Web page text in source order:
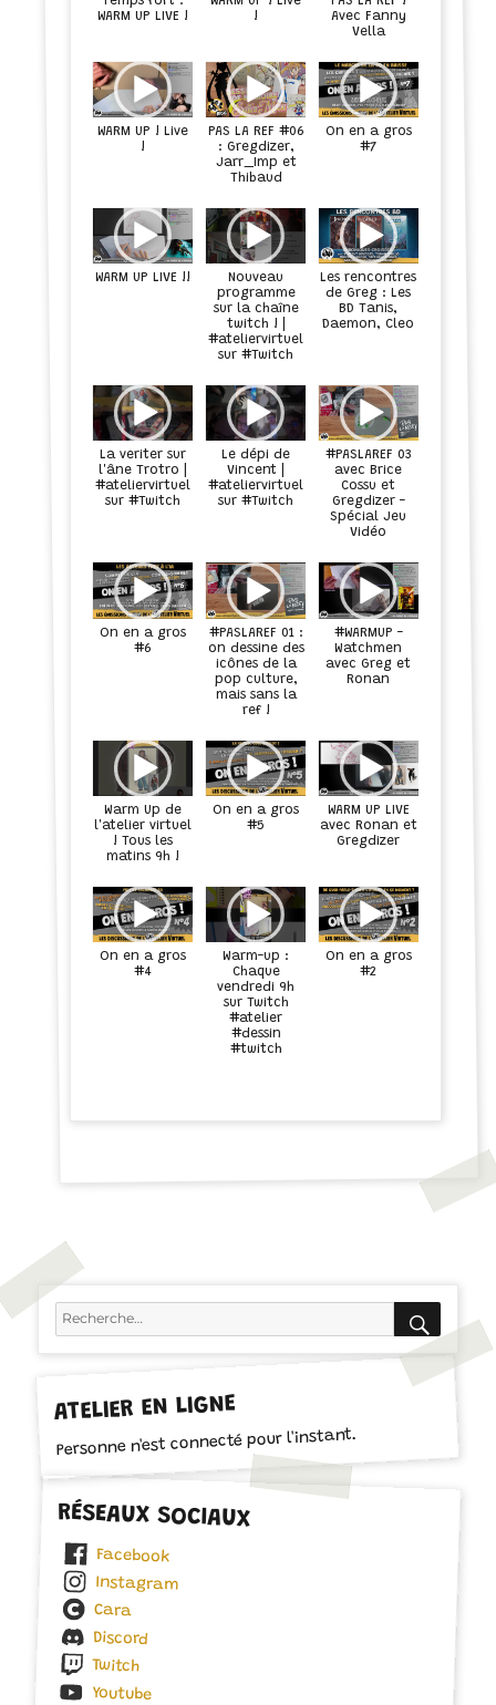
WARM UP LIVE !
!
Avec Fanny
Vella
WARM UP ! Live
!
PAS LA REF #06
: Gregdizer,
Jarr_Imp et
Thibaud
On en a gros
#7
WARM UP LIVE !!
Nouveau
programme
sur la chaîne
twitch ! |
#ateliervirtuel
sur #Twitch
Les rencontres
de Greg : Les
BD Tanis,
Daemon, Cleo
La veriter sur
l'âne Trotro |
#ateliervirtuel
sur #Twitch
Le dépi de
Vincent |
#ateliervirtuel
sur #Twitch
#PASLAREF 03
avec Brice
Cossu et
Gregdizer -
Spécial Jeu
Vidéo
On en a gros
#6
#PASLAREF 01 :
on dessine des
icônes de la
pop culture,
mais sans la
ref !
#WARMUP -
Watchmen
avec Greg et
Ronan
Warm Up de
l'atelier virtuel
! Tous les
matins 9h !
On en a gros
#5
WARM UP LIVE
avec Ronan et
Gregdizer
On en a gros
#4
Warm-up :
Chaque
vendredi 9h
sur Twitch
#atelier
#dessin
#twitch
On en a gros
#2
Recherche
ATELIER EN LIGNE
Personne n'est connecté pour l'instant.
RÉSEAUX SOCIAUX
Facebook
Instagram
Cara
Discord
Twitch
Youtube